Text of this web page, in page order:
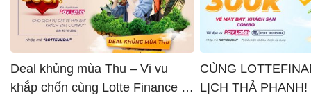
Deal khủng mùa Thu – Vi vu
khắp chốn cùng Lotte Finance x
CÙNG
LỊCH THẢ PHANH!